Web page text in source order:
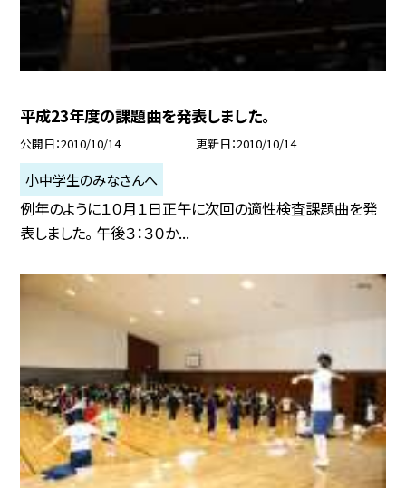
平成23年度の課題曲を発表しました。
公開日 2010/10/14 更新日 2010/10/14
小中学生のみなさんへ
例年のように１０月１日正午に次回の適性検査課題曲を発
表しました。 午後３：３０か...